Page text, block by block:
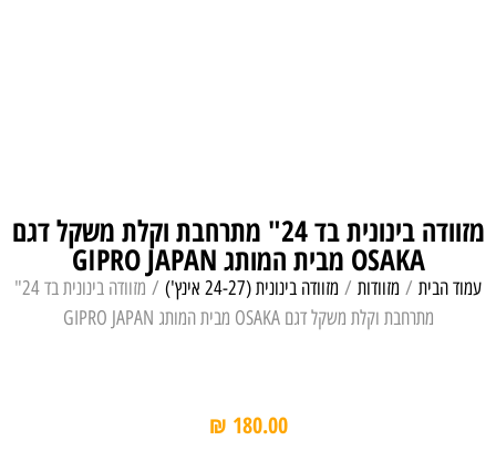
מזוודה בינונית בד 24" מתרחבת וקלת משקל דגם
OSAKA מבית המותג GIPRO JAPAN
עמוד הבית / מזוודות / מזוודה בינונית (24-27 אינץ')
/ מזוודה בינונית בד 24"
מתרחבת וקלת משקל דגם OSAKA מבית המותג GIPRO JAPAN
₪ 180.00